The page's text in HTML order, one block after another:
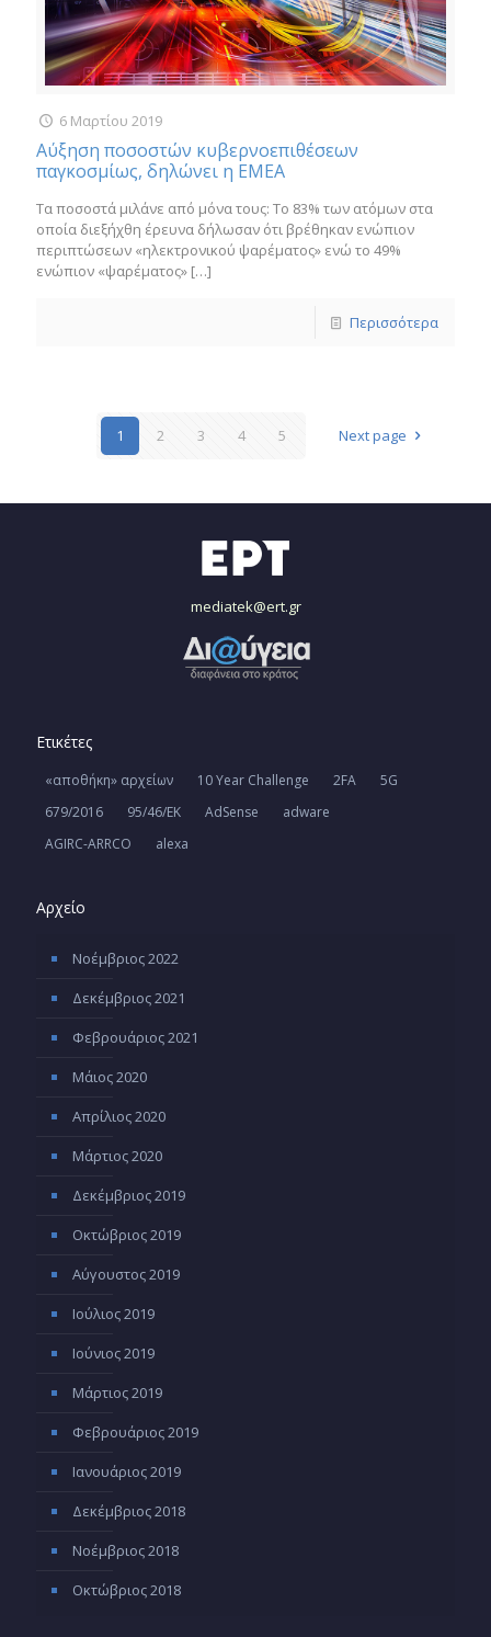
6 Μαρτίου 2019
Αύξηση ποσοστών κυβερνοεπιθέσεων
παγκοσμίως, δηλώνει η ΕΜΕΑ
Τα ποσοστά μιλάνε από μόνα τους: Το 83% των ατόμων στα
οποία διεξήχθη έρευνα δήλωσαν ότι βρέθηκαν ενώπιον
περιπτώσεων «ηλεκτρονικού ψαρέματος» ενώ το 49%
ενώπιον «ψαρέματος» […]
Περισσότερα
1 2 3 4 5 Next page
mediatek@ert.gr
Ετικέτες
«αποθήκη» αρχείων 10 Year Challenge 2FA
5G
679/2016
95/46/ΕΚ AdSense
adware
AGIRC-ARRCO
alexa
Αρχείο
Νοέμβριος 2022
Δεκέμβριος 2021
Φεβρουάριος 2021
Μάιος 2020
Απρίλιος 2020
Μάρτιος 2020
Δεκέμβριος 2019
Οκτώβριος 2019
Αύγουστος 2019
Ιούλιος 2019
Ιούνιος 2019
Μάρτιος 2019
Φεβρουάριος 2019
Ιανουάριος 2019
Δεκέμβριος 2018
Νοέμβριος 2018
Οκτώβριος 2018